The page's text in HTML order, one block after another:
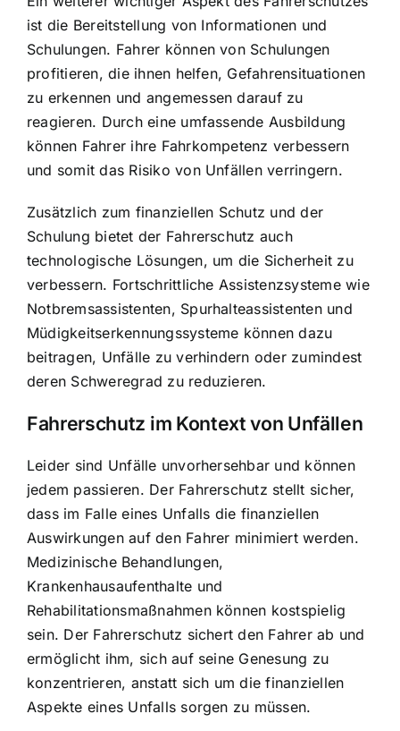
ist die Bereitstellung von Informationen und
Schulungen. Fahrer können von Schulungen
profitieren, die ihnen helfen, Gefahrensituationen
zu erkennen und angemessen darauf zu
reagieren. Durch eine umfassende Ausbildung
können Fahrer ihre Fahrkompetenz verbessern
und somit das Risiko von Unfällen verringern.
Zusätzlich zum finanziellen Schutz und der
Schulung bietet der Fahrerschutz auch
technologische Lösungen, um die Sicherheit zu
verbessern. Fortschrittliche Assistenzsysteme wie
Notbremsassistenten, Spurhalteassistenten und
Müdigkeitserkennungssysteme können dazu
beitragen, Unfälle zu verhindern oder zumindest
deren Schweregrad zu reduzieren.
Fahrerschutz im Kontext von Unfällen
Leider sind Unfälle unvorhersehbar und können
jedem passieren. Der Fahrerschutz stellt sicher,
dass im Falle eines Unfalls die finanziellen
Auswirkungen auf den Fahrer minimiert werden.
Medizinische Behandlungen,
Krankenhausaufenthalte und
Rehabilitationsmaßnahmen können kostspielig
sein. Der Fahrerschutz sichert den Fahrer ab und
ermöglicht ihm, sich auf seine Genesung zu
konzentrieren, anstatt sich um die finanziellen
Aspekte eines Unfalls sorgen zu müssen.